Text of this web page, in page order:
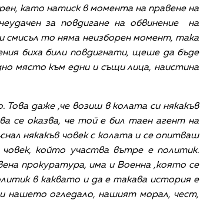
като натиск в момента на правене на
за повдигане на обвинение на
смисъл то няма неизборен момент, така
биха били повдигнати, щеше да бъде
място към едни и същи лица, наистина
Това даже ,че возиш в колата си някакъв
се оказва, че той е бил таен агент на
някакъв човек с колата и се опитваш
който участва вътре е политик.
прокуратура, има и Военна ,която се
в каквато и да е такава история е
нашето огледало, нашият морал, чест,